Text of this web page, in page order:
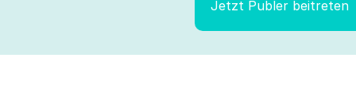
Jetzt Publer beitreten